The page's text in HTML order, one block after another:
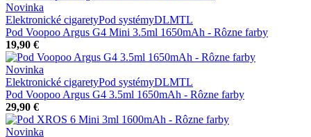
Novinka
Elektronické cigaretyPod systémyDLMTL
Pod Voopoo Argus G4 Mini 3.5ml 1650mAh - Rôzne farby
19,90 €
Novinka
Elektronické cigaretyPod systémyDLMTL
Pod Voopoo Argus G4 3.5ml 1650mAh - Rôzne farby
29,90 €
Novinka